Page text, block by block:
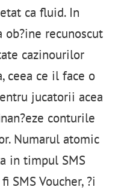
ca fluid. In
ob?ine recunoscut
cazinourilor
ceea ce il face o
jucatorii acea
conturile
Numarul atomic
in timpul SMS
SMS Voucher, ?i